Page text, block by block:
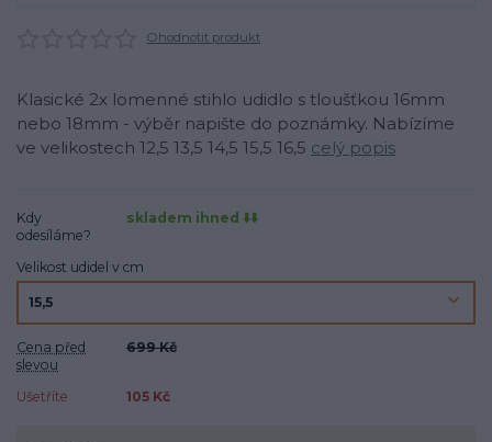
Ohodnotit produkt
Klasické 2x lomenné stihlo udidlo s tloušťkou 16mm
nebo 18mm - výběr napište do poznámky. Nabízíme
ve velikostech 12,5 13,5 14,5 15,5 16,5 celý popis
Kdy
odesíláme?
skladem ihned ⬇️⬇️
Velikost udidel v cm
Cena před
slevou
699 Kč
Ušetříte 105 Kč